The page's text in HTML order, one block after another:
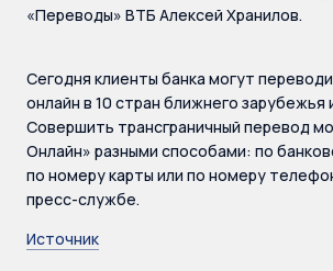
«Переводы» ВТБ Алексей Хранилов.
Сегодня клиенты банка могут
онлайн в 10 стран ближнего зарубежья
Совершить трансграничный перевод
Онлайн» разными способами: по
по номеру карты или по номеру
пресс-службе.
Источник